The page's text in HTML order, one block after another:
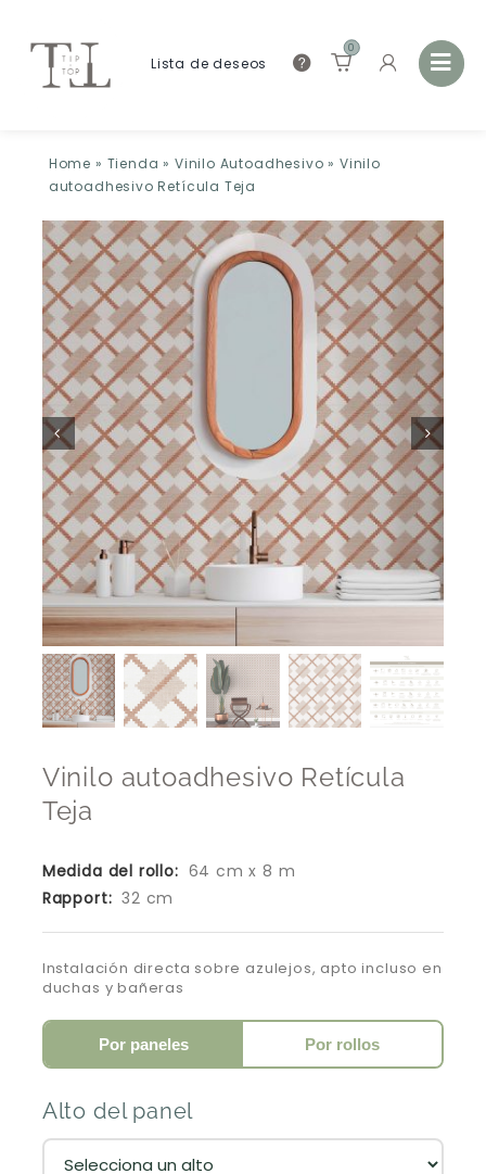
Lista de deseos
0
Home » Tienda » Vinilo Autoadhesivo » Vinilo
autoadhesivo Retícula Teja
Vinilo autoadhesivo Retícula
Teja
Medida del rollo: 64 cm x 8 m
Rapport: 32 cm
Instalación directa sobre azulejos, apto incluso en
duchas y bañeras
Por paneles Por rollos
Alto del panel